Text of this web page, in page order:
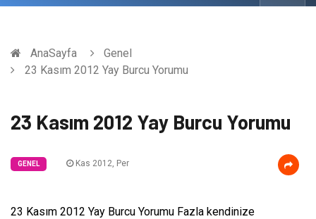
AnaSayfa
Genel
23 Kasım 2012 Yay Burcu Yorumu
23 Kasım 2012 Yay Burcu Yorumu
GENEL Kas 2012, Per
23 Kasım 2012 Yay Burcu Yorumu Fazla kendinize